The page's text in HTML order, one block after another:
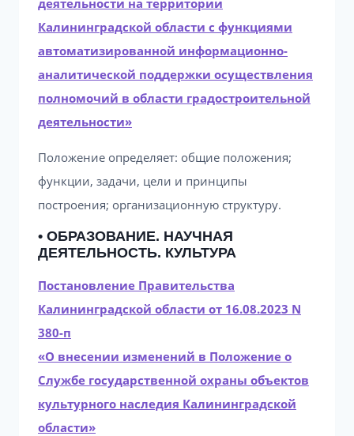
деятельности на территории
Калининградской области с функциями
автоматизированной информационно-
аналитической поддержки осуществления
полномочий в области градостроительной
деятельности»
Положение определяет: общие положения;
функции, задачи, цели и принципы
построения; организационную структуру.
• ОБРАЗОВАНИЕ. НАУЧНАЯ
ДЕЯТЕЛЬНОСТЬ. КУЛЬТУРА
Постановление Правительства
Калининградской области от 16.08.2023 N
380-п
«О внесении изменений в Положение о
Службе государственной охраны объектов
культурного наследия Калининградской
области»